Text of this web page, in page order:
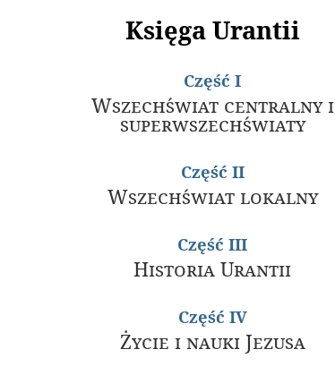
Księga Urantii
Część I
Wszechświat centralny i
superwszechświaty
Część II
Wszechświat lokalny
Część III
Historia Urantii
Część IV
Życie i nauki Jezusa